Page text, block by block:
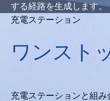
する経路を生成します。
充電ステーション
ワンスト
充電ステーションと組